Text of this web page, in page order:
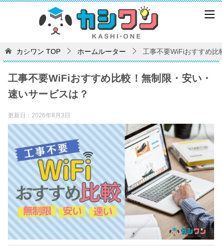
カシワン TOP ホームルーター 工事不要WiFiおすすめ
工事不要WiFiおすすめ比較！無制限・安い・
速いサービスは？
更新日： 2026年8月3日